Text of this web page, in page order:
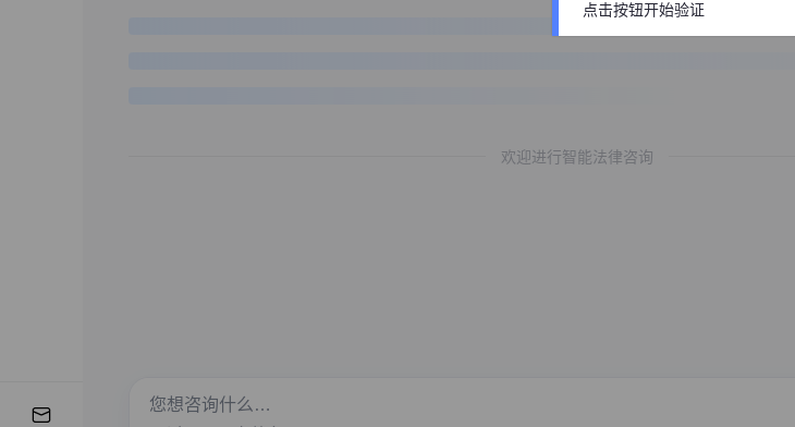
欢迎进行智能法律咨询
点击按钮开始验证